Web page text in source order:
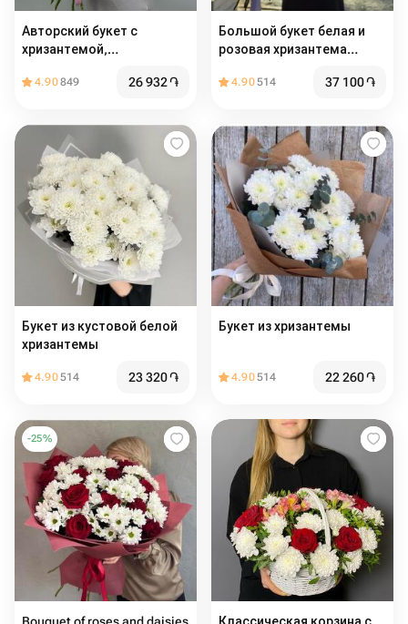
Авторский букет с
хризантемой,
4.90849 26 932֏
Большой букет белая и
розовая хризантема
4.90514 37 100֏
Букет из кустовой белой
хризантемы
4.90514 23 320֏
Букет из хризантемы
4.90514 22 260֏
-25%